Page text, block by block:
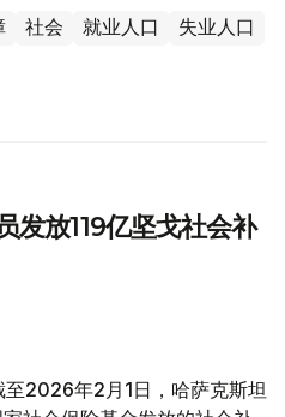
社会 就业人口 失业人口
发放119亿坚戈社会补
至2026年2月1日，哈萨克斯坦